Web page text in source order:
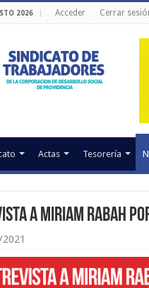
2026 Acceder Cerrar
Actas Tesorería
a Miriam Rabah